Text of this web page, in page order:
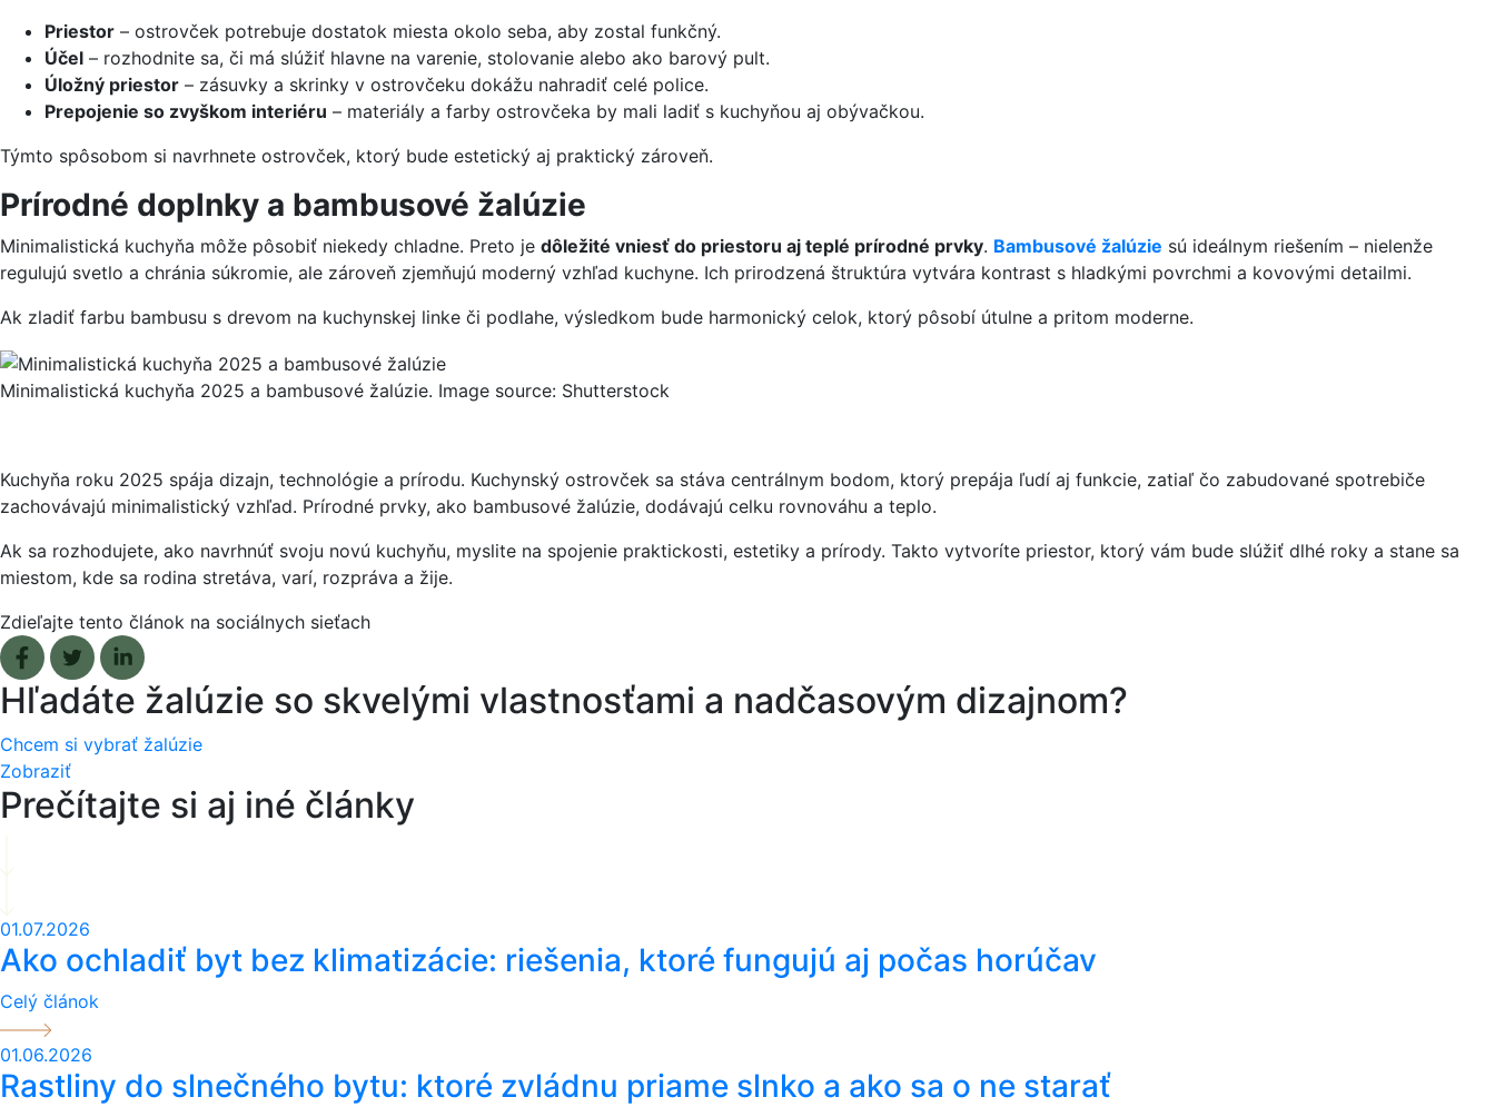
Priestor – ostrovček potrebuje dostatok miesta okolo seba, aby zostal funkčný.
Účel – rozhodnite sa, či má slúžiť hlavne na varenie, stolovanie alebo ako barový pult.
Úložný priestor – zásuvky a skrinky v ostrovčeku dokážu nahradiť celé police.
Prepojenie so zvyškom interiéru – materiály a farby ostrovčeka by mali ladiť s kuchyňou aj obývačkou.
Týmto spôsobom si navrhnete ostrovček, ktorý bude estetický aj praktický zároveň.
Prírodné doplnky a bambusové žalúzie
Minimalistická kuchyňa môže pôsobiť niekedy chladne. Preto je dôležité vniesť do priestoru aj teplé prírodné prvky. Bambusové žalúzie sú ideálnym riešením – nielenže
regulujú svetlo a chránia súkromie, ale zároveň zjemňujú moderný vzhľad kuchyne. Ich prirodzená štruktúra vytvára kontrast s hladkými povrchmi a kovovými detailmi.
Ak zladiť farbu bambusu s drevom na kuchynskej linke či podlahe, výsledkom bude harmonický celok, ktorý pôsobí útulne a pritom moderne.
Minimalistická kuchyňa 2025 a bambusové žalúzie. Image source: Shutterstock
Kuchyňa roku 2025 spája dizajn, technológie a prírodu. Kuchynský ostrovček sa stáva centrálnym bodom, ktorý prepája ľudí aj funkcie, zatiaľ čo zabudované spotrebiče
zachovávajú minimalistický vzhľad. Prírodné prvky, ako bambusové žalúzie, dodávajú celku rovnováhu a teplo.
Ak sa rozhodujete, ako navrhnúť svoju novú kuchyňu, myslite na spojenie praktickosti, estetiky a prírody. Takto vytvoríte priestor, ktorý vám bude slúžiť dlhé roky a stane sa
miestom, kde sa rodina stretáva, varí, rozpráva a žije.
Zdieľajte tento článok na sociálnych sieťach
Facebook share
Tweet Linkedin share
Hľadáte žalúzie so skvelými vlastnosťami a nadčasovým dizajnom?
Chcem si vybrať žalúzie
Zobraziť
Prečítajte si aj iné články
01.07.2026
Ako ochladiť byt bez klimatizácie: riešenia, ktoré fungujú aj počas horúčav
Celý článok
01.06.2026
Rastliny do slnečného bytu: ktoré zvládnu priame slnko a ako sa o ne starať